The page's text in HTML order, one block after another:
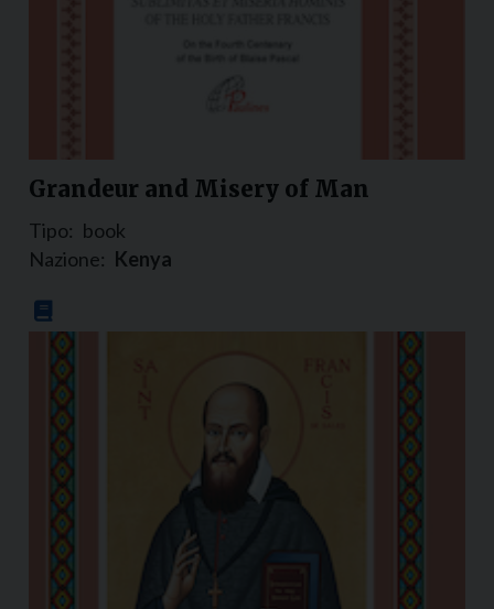
Grandeur and Misery of Man
Tipo: book
Nazione: Kenya